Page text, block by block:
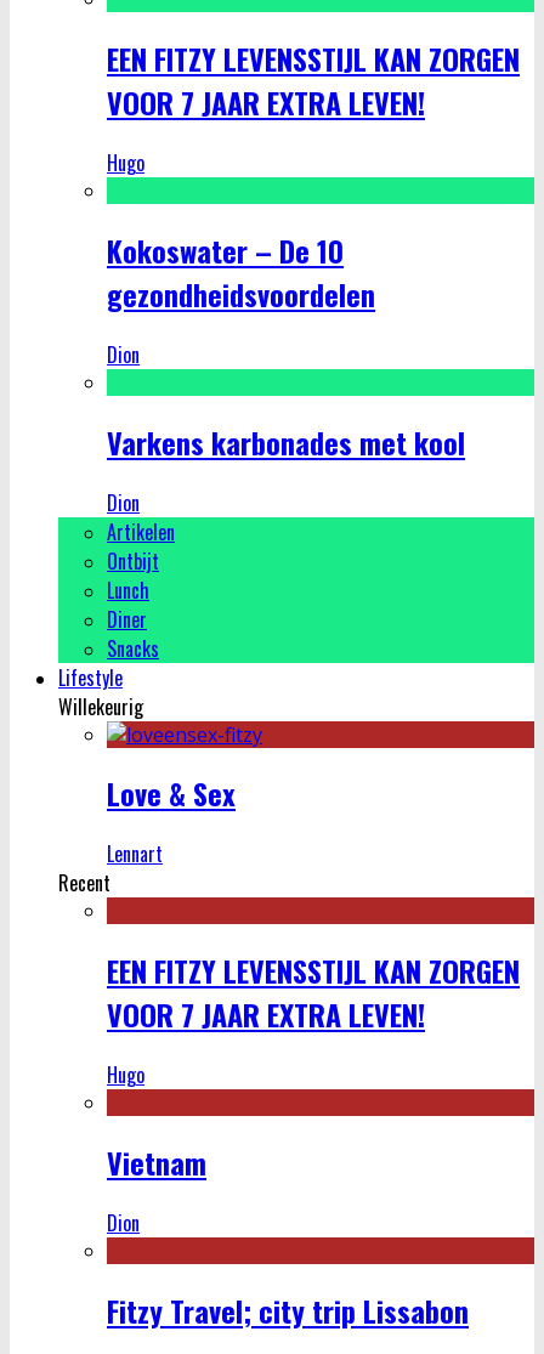
EEN FITZY LEVENSSTIJL KAN ZORGEN
VOOR 7 JAAR EXTRA LEVEN!
Hugo
Kokoswater – De 10
gezondheidsvoordelen
Dion
Varkens karbonades met kool
Dion
Artikelen
Ontbijt
Lunch
Diner
Snacks
Lifestyle
Willekeurig
Love & Sex
Lennart
Recent
EEN FITZY LEVENSSTIJL KAN ZORGEN
VOOR 7 JAAR EXTRA LEVEN!
Hugo
Vietnam
Dion
Fitzy Travel; city trip Lissabon